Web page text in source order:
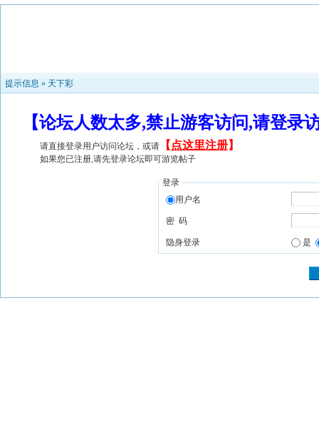
提示信息 » 天下彩
【论坛人数太多,禁止游客访问,请登
请直接登录用户访问论坛，或请 【 点这里注册】
如果您已注册,请先登录论坛即可游览帖子
登录
用户名
密 码
隐身登录 是